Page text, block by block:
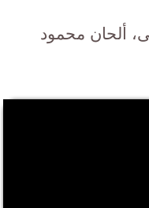
ألحان محمود